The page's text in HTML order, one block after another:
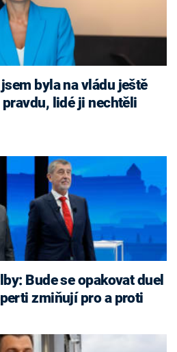
byla na vládu ještě
lidé ji nechtěli
zmiňují pro a proti